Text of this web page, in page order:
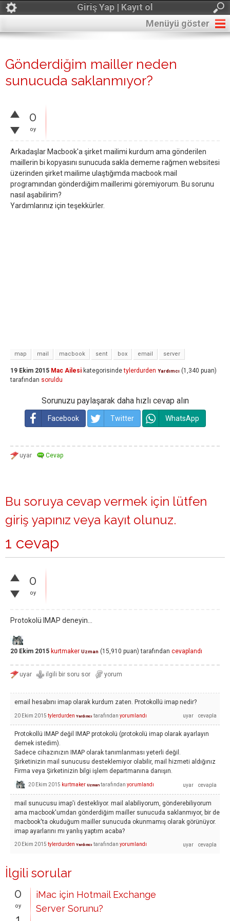
Giriş Yap | Kayıt ol
Menüyü göster
Gönderdiğim mailler neden
sunucuda saklanmıyor?
0
oy
Arkadaşlar Macbook'a şirket mailimi kurdum ama gönderilen
maillerin bi kopyasını sunucuda sakla dememe rağmen websitesi
üzerinden şirket mailime ulaştığımda macbook mail
programından gönderdiğim maillerimi göremiyorum. Bu sorunu
nasıl aşabilirim?
Yardımlarınız için teşekkürler.
map mail macbook sent box email server
19 Ekim 2015 Mac Ailesi kategorisinde tylerdurden Yardımcı (1,340 puan)
tarafından soruldu
Sorunuzu paylaşarak daha hızlı cevap alın
Facebook Twitter WhatsApp
Bu soruya cevap vermek için lütfen
giriş yapınız veya kayıt olunuz.
1 cevap
0
oy
Protokolü IMAP deneyin...
20 Ekim 2015 kurtmaker Uzman (15,910 puan) tarafından cevaplandı
email hesabını imap olarak kurdum zaten. Protokollü imap nedir?
20 Ekim 2015 tylerdurden Yardımcı tarafından yorumlandı
Protokollü IMAP değil IMAP protokolü (protokolü imap olarak ayarlayın
demek istedim).
Sadece cihazınızın IMAP olarak tanımlanması yeterli değil.
Şirketinizin mail sunucusu desteklemiyor olabilir, mail hizmeti aldığınız
Firma veya Şirketinizin bilgi işlem departmanına danışın.
20 Ekim 2015 kurtmaker Uzman tarafından yorumlandı
mail sunucusu imap'i destekliyor. mail alabiliyorum, gönderebiliyorum
ama macbook'umdan gönderdiğim mailler sunucuda saklanmıyor, bir de
macbook'ta okuduğum mailler sunucuda okunmamış olarak görünüyor.
imap ayarlarını mı yanlış yaptım acaba?
20 Ekim 2015 tylerdurden Yardımcı tarafından yorumlandı
İlgili sorular
0
oy
iMac için Hotmail Exchange
Server Sorunu?